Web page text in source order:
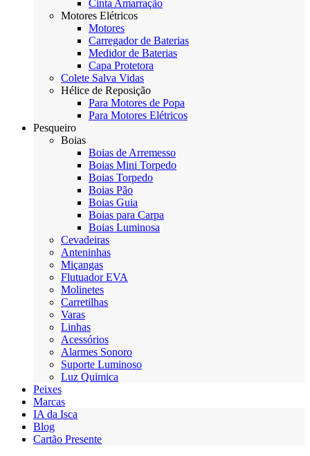
Cinta Amarração
Motores Elétricos
Motores
Carregador de Baterias
Medidor de Baterias
Capa Protetora
Colete Salva Vidas
Hélice de Reposição
Para Motores de Popa
Para Motores Elétricos
Pesqueiro
Boias
Boias de Arremesso
Boias Mini Torpedo
Boias Torpedo
Boias Pão
Boias Guia
Boias para Carpa
Boias Luminosa
Cevadeiras
Anteninhas
Miçangas
Flutuador EVA
Molinetes
Carretilhas
Varas
Linhas
Acessórios
Alarmes Sonoro
Suporte Luminoso
Luz Quimica
Peixes
Marcas
IA da Isca
Blog
Cartão Presente